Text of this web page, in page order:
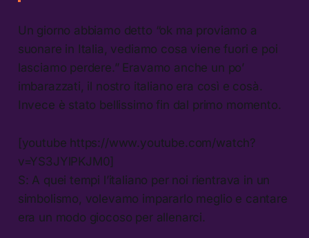
Un giorno abbiamo detto “ok ma proviamo a
suonare in Italia, vediamo cosa viene fuori e poi
lasciamo perdere.” Eravamo anche un po’
imbarazzati, il nostro italiano era così e cosà.
Invece è stato bellissimo fin dal primo momento.
[youtube https://www.youtube.com/watch?
v=YS3JYlPKJM0]
S: A quei tempi l’italiano per noi rientrava in un
simbolismo, volevamo impararlo meglio e cantare
era un modo giocoso per allenarci.